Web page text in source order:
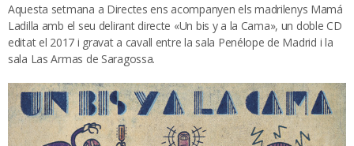
Aquesta setmana a Directes ens acompanyen els madrilenys Mamá
Ladilla amb el seu delirant directe «Un bis y a la Cama», un doble CD
editat el 2017 i gravat a cavall entre la sala Penélope de Madrid i la
sala Las Armas de Saragossa.